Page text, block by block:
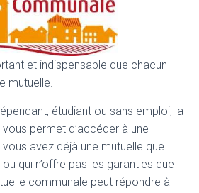
et indispensable que chacun
mutuelle.
étudiant ou sans emploi, la
permet d’accéder à une
avez déjà une mutuelle que
qui n’offre pas les garanties que
communale peut répondre à